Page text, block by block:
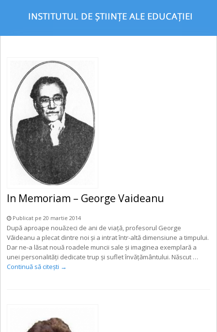
In Memoriam – George Vaideanu
Publicat pe 20 martie 2014
După aproape nouăzeci de ani de viaţă, profesorul George
Văideanu a plecat dintre noi şi a intrat într-altă dimensiune a timpului.
Dar ne-a lăsat nouă roadele muncii sale şi imaginea exemplară a
unei personalităţi dedicate trup şi suflet învăţământului. Născut …
Continuă să citești →